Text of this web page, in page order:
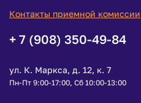
Контакты приемной комиссии
+ 7 (908) 350-49-84
ул. К. Маркса, д. 12, к. 7
Пн-Пт 9:00-17:00, Сб 10:00-13:00